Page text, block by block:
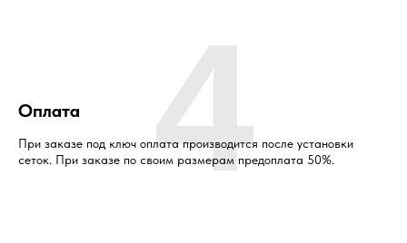
Оплата
При заказе под ключ оплата производится после установки
сеток. При заказе по своим размерам предоплата 50%.
4